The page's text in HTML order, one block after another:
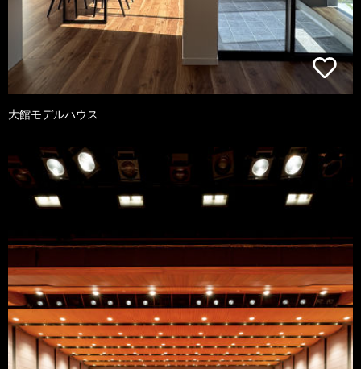
大館モデルハウス